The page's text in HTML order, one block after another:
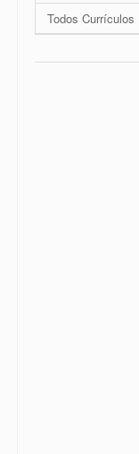
Todos Currículos